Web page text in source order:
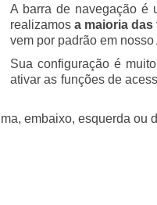
A barra de navegação é
realizamosa maioria
vem por padrão em nosso
Sua configuração é
ativar as funções de
embaixo, esquerda ou